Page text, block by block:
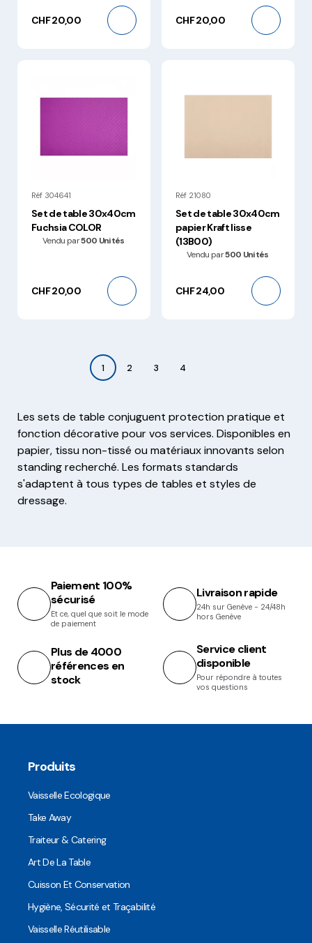
CHF 20,00 CHF 20,00
Réf 304641
Set de table 30x40cm
Fuchsia COLOR
Vendu par500 Unités
CHF 20,00
Réf 21080
Set de table 30x40cm
papier Kraft lisse
(13B00)
Vendu par500 Unités
CHF 24,00
1 2 3 4
Les sets de table conjuguent protection pratique et
fonction décorative pour vos services. Disponibles en
papier, tissu non-tissé ou matériaux innovants selon
standing recherché. Les formats standards
s'adaptent à tous types de tables et styles de
dressage.
Paiement 100%
sécurisé
Et ce, quel que soit le mode
de paiement
Livraison rapide
24h sur Genève - 24/48h
hors Genève
Plus de 4000
références en
stock
Service client
disponible
Pour répondre à toutes
vos questions
Produits
Vaisselle Ecologique
Take Away
Traiteur & Catering
Art De La Table
Cuisson Et Conservation
Hygiène, Sécurité et Traçabilité
Vaisselle Réutilisable